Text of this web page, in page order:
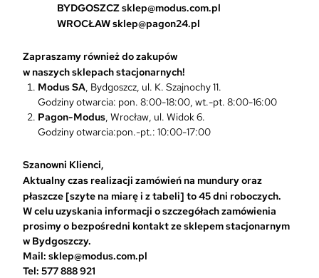
BYDGOSZCZsklep@modus.com.pl
WROCŁAWsklep@pagon24.pl
Zapraszamy również do zakupów
w naszych sklepach stacjonarnych!
Modus SA , Bydgoszcz, ul. K. Szajnochy 11.
Godziny otwarcia: pon. 8:00-18:00, wt.-pt. 8:00-16:00
Pagon-Modus , Wrocław, ul. Widok 6.
Godziny otwarcia:pon.-pt.: 10:00-17:00
Szanowni Klienci,
Aktualny czas realizacji zamówień na mundury oraz
płaszcze [szyte na miarę i z tabeli] to 45 dni roboczych.
W celu uzyskania informacji o szczegółach zamówienia
prosimy o bezpośredni kontakt ze sklepem stacjonarnym
w Bydgoszczy.
Mail: sklep@modus.com.pl
Tel: 577 888 921